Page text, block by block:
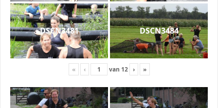
DSCN3481 DSCN3484
« ‹ van 12 › »